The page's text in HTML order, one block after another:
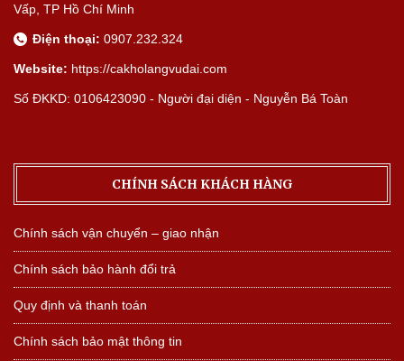
Vấp, TP Hồ Chí Minh
Điện thoại: 0907.232.324
Website: https://cakholangvudai.com
Số ĐKKD: 0106423090 - Người đại diện - Nguyễn Bá Toàn
CHÍNH SÁCH KHÁCH HÀNG
Chính sách vận chuyển – giao nhận
Chính sách bảo hành đổi trả
Quy định và thanh toán
Chính sách bảo mật thông tin